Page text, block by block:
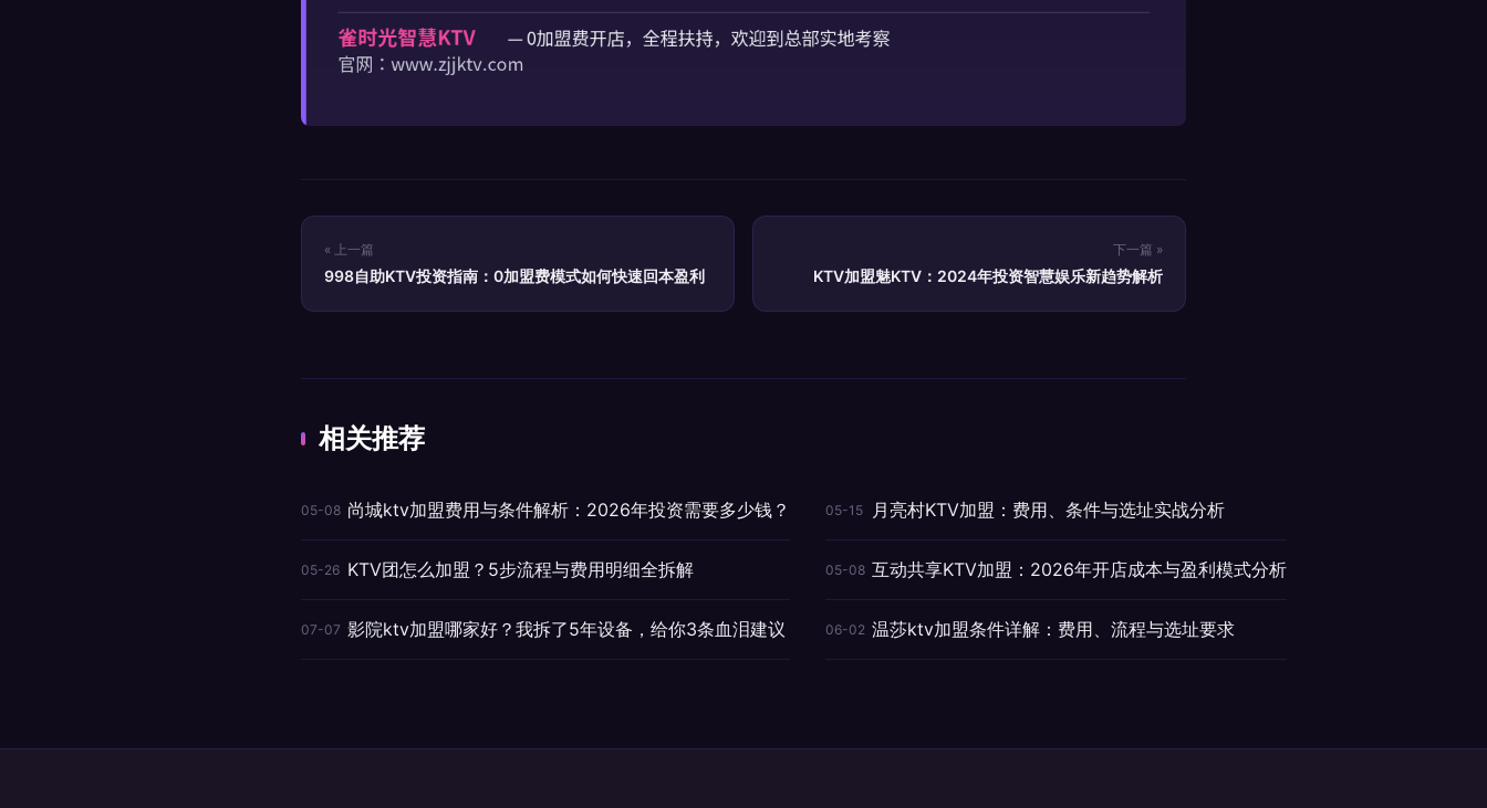
« 上一篇
998自助KTV投资指南：0加盟费模式如何快速回本盈利
下一篇 »
KTV加盟魅KTV：2024年投资智慧娱乐新趋势解析
相关推荐
05-08 尚城ktv加盟费用与条件解析：2026年投资需要多少钱？ 05-15 月亮村KTV加盟：费用、条件与选址实战分析
05-26 KTV团怎么加盟？5步流程与费用明细全拆解 05-08 互动共享KTV加盟：2026年开店成本与盈利模式分析
07-07 影院ktv加盟哪家好？我拆了5年设备，给你3条血泪建议 06-02 温莎ktv加盟条件详解：费用、流程与选址要求